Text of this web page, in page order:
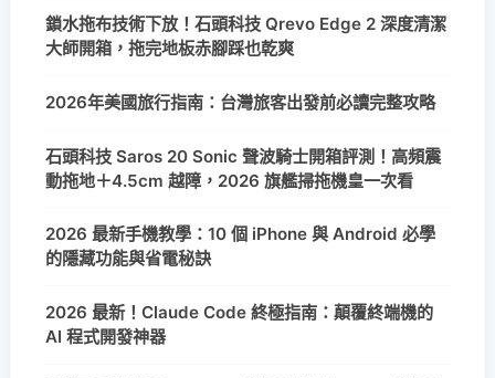
鎖水拖布技術下放！石頭科技 Qrevo Edge 2 深度清潔
大師開箱，拖完地板赤腳踩也乾爽
2026年美國旅行指南：台灣旅客出發前必讀完整攻略
石頭科技 Saros 20 Sonic 聲波騎士開箱評測！高頻震
動拖地＋4.5cm 越障，2026 旗艦掃拖機皇一次看
2026 最新手機教學：10 個 iPhone 與 Android 必學
的隱藏功能與省電秘訣
2026 最新！Claude Code 終極指南：顛覆終端機的
AI 程式開發神器